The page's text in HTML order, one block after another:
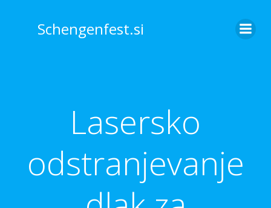
to
content
Schengenfest.si
Lasersko
odstranjevanje